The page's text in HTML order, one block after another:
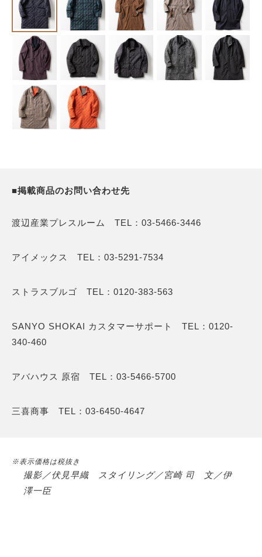
■掲載商品のお問い合わせ先
渡辺産業プレスルーム TEL：03-5466-3446
アイメックス TEL：03-5291-7534
ストラスブルゴ TEL：0120-383-563
SANYO SHOKAI カスタマーサポート TEL：0120-
340-460
アバハウス 原宿 TEL：03-5466-5700
三喜商事 TEL：03-6450-4647
※表示価格は税抜き
撮影／伏見早織 スタイリング／宮崎 司 文／伊
澤一臣